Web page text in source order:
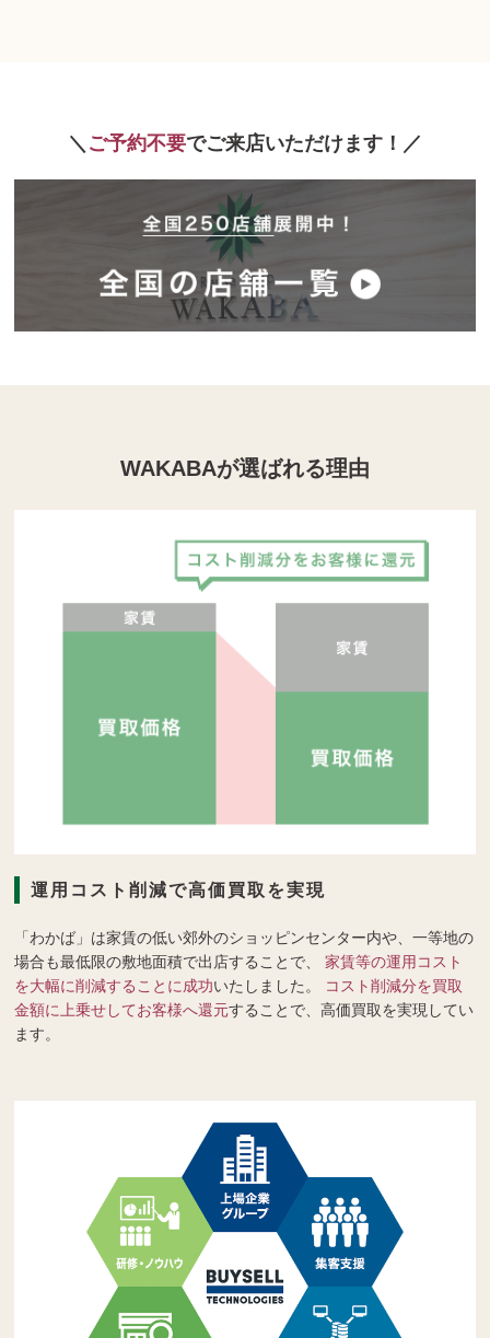
ご予約不要でご来店いただけます！
WAKABAが選ばれる理由
運用コスト削減で高価買取を実現
「わかば」は家賃の低い郊外のショッピンセンター内や、一等地の
場合も最低限の敷地面積で出店することで、家賃等の運用コスト
を大幅に削減することに成功いたしました。 コスト削減分を買取
金額に上乗せしてお客様へ還元することで、高価買取を実現してい
ます。